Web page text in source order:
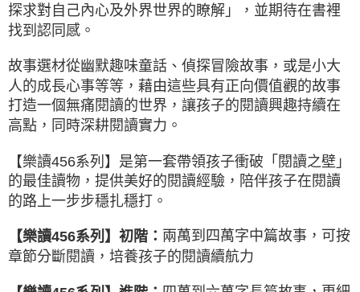
探求對自己內心及外界世界的瞭解」，並期待在書裡
找到認同感。
故事選材從幽默趣味童話、偵探冒險故事，或是小大
人的成長心事等等，藉由這些具有正向價值觀的故事
打造一個無痛閱讀的世界，讓孩子的閱讀興趣持續在
高點，同時深耕閱讀實力。
【樂讀456系列】是第一套帶領孩子衝破「閱讀之壁」
的最佳讀物，提供美好的閱讀經驗，陪伴孩子在閱讀
的路上一步步穩扎穩打。
【樂讀456系列】初階： 兩萬到四萬字中篇故事，可按
章節分斷閱讀，培養孩子的閱讀續航力